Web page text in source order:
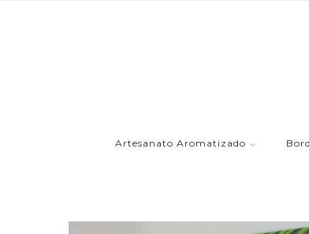
Artesanato Aromatizado